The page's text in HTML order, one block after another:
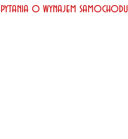
o wynajem samochodu